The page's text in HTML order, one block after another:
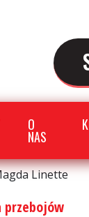
O
NAS
Linette
przebojów